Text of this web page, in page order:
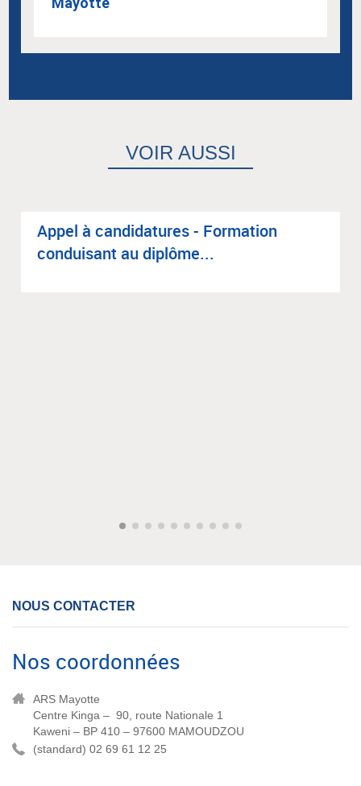
VOIR AUSSI
Appel à can­di­da­tures - For­ma­tion
condui­sant au diplôme...
NOUS CONTACTER
Nos coordonnées
ARS Mayotte
Centre Kinga – 90, route Nationale 1
Kaweni – BP 410 – 97600 MAMOUDZOU
(standard) 02 69 61 12 25